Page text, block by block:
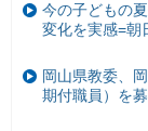
今の子どもの
変化を実感=朝
岡山県教委、
期付職員）を